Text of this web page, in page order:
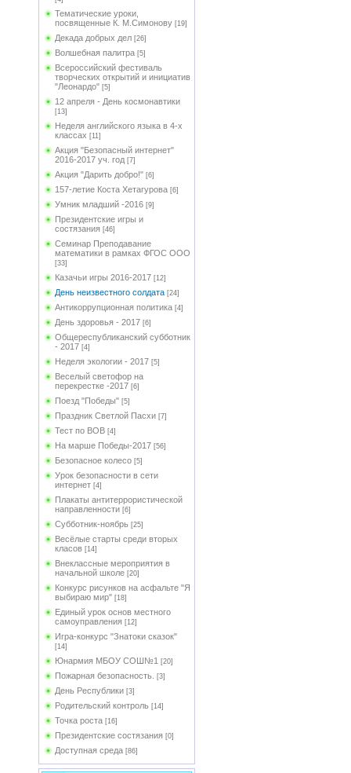
Тематические уроки,
посвященные К. М.Симонову [19]
Декада добрых дел [26]
Волшебная палитра [5]
Всероссийский фестиваль
творческих открытий и инициатив
"Леонардо" [5]
12 апреля - День космонавтики
[13]
Неделя английского языка в 4-х
классах [11]
Акция "Безопасный интернет"
2016-2017 уч. год [7]
Акция "Дарить добро!" [6]
157-летие Коста Хетагурова [6]
Умник младший -2016 [9]
Президентские игры и
состязания [46]
Семинар Преподавание
математики в рамках ФГОС ООО
[33]
Казачьи игры 2016-2017 [12]
День неизвестного солдата [24]
Антикоррупционная политика [4]
День здоровья - 2017 [6]
Общереспубликанский субботник
- 2017 [4]
Неделя экологии - 2017 [5]
Веселый светофор на
перекрестке -2017 [6]
Поезд "Победы" [5]
Праздник Светлой Пасхи [7]
Тест по ВОВ [4]
На марше Победы-2017 [56]
Безопасное колесо [5]
Урок безопасности в сети
интернет [4]
Плакаты антитеррористической
направленности [6]
Субботник-ноябрь [25]
Весёлые старты среди вторых
класов [14]
Внеклассные мероприятия в
начальной школе [20]
Конкурс рисунков на асфальте "Я
выбираю мир" [18]
Единый урок основ местного
самоуправления [12]
Игра-конкурс "Знатоки сказок"
[14]
Юнармия МБОУ СОШ№1 [20]
Пожарная безопасность. [3]
День Республики [3]
Родительский контроль [14]
Точка роста [16]
Президентские состязания [0]
Доступная среда [86]